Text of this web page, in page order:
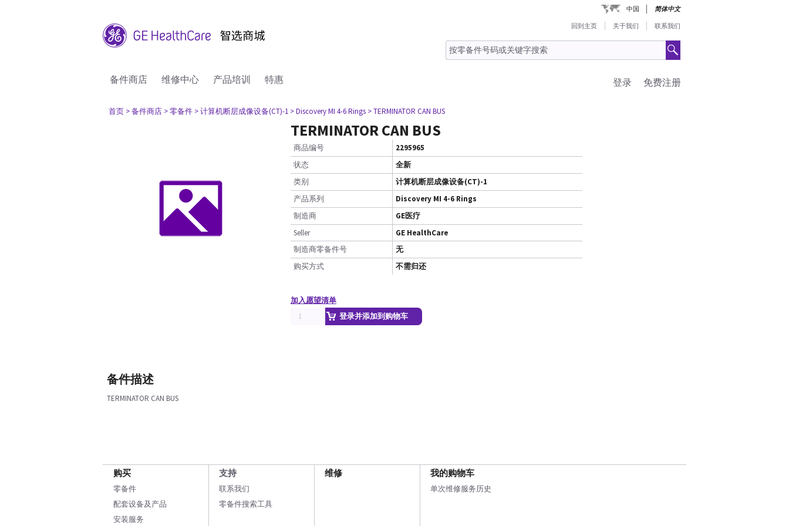
中国 简体中文
回到主页 关于我们 联系我们
备件商店 维修中心 产品培训 特惠 免费注册
登录
首页 > 备件商店 > 零备件 > 计算机断层成像设备(CT)-1 > Discovery MI 4-6 Rings > TERMINATOR CAN BUS
TERMINATOR CAN BUS
商品编号
2295965
状态
全新
类别
计算机断层成像设备(CT)-1
产品系列
Discovery MI 4-6 Rings
制造商
GE医疗
Seller
GE HealthCare
制造商零备件号
无
购买方式
不需归还
加入愿望清单
登录并添加到购物车
备件描述
TERMINATOR CAN BUS
购买
零备件
配套设备及产品
安装服务
支持
联系我们
零备件搜索工具
维修 我的购物车
单次维修服务历史